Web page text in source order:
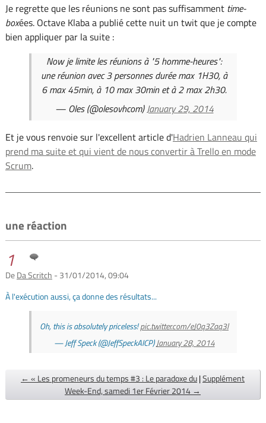
Je regrette que les réunions ne sont pas suffisamment time-
boxées. Octave Klaba a publié cette nuit un twit que je compte
bien appliquer par la suite :
Now je limite les réunions à "5 homme-heures":
une réunion avec 3 personnes durée max 1H30, à
6 max 45min, à 10 max 30min et à 2 max 2h30.
— Oles (@olesovhcom)January 29, 2014
Et je vous renvoie sur l'excellent article d'Hadrien Lanneau qui
prend ma suite et qui vient de nous convertir à Trello en mode
Scrum.
une réaction
1
DeDa Scritch - 31/01/2014, 09:04
À l'exécution aussi, ça donne des résultats...
Oh, this is absolutely priceless!pic.twitter.com/eJ0q3Zaq3l
— Jeff Speck (@JeffSpeckAICP)January 28, 2014
← « Les promeneurs du temps #3 : Le paradoxe du|Supplément
Week-End, samedi 1er Février 2014 →